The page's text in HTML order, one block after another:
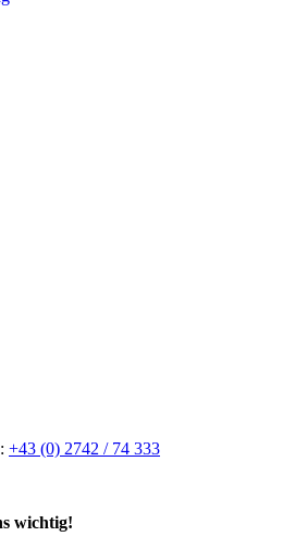
+43 (0) 2742 / 74 333
wichtig!